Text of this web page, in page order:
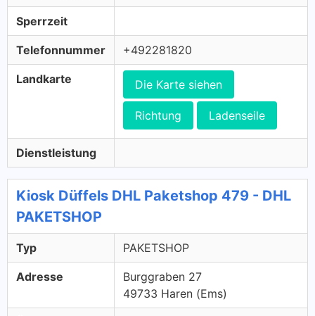
Sperrzeit
Telefonnummer +492281820
Landkarte Die Karte siehen
Richtung Ladenseile
Dienstleistung
Kiosk Düffels DHL Paketshop 479 - DHL
PAKETSHOP
Typ PAKETSHOP
Adresse
Burggraben 27
49733 Haren (Ems)